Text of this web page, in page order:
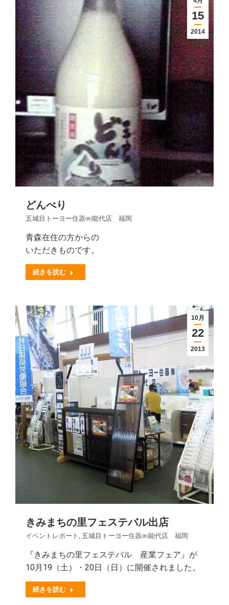
15
2014
どんべり
五城目トーヨー住器㈱能代店 福岡
青森在住の方からの
いただきものです。
続きを読む
10月
22
2013
きみまちの里フェステバル出店
イベントレポート , 五城目トーヨー住器㈱能代店 福岡
『きみまちの里フェステバル 産業フェア』が
10月19（土）・20日（日）に開催されました。
続きを読む